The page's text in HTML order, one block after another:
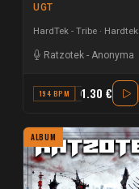
UGT
HardTek - Tribe Hardtek
Ratzotek - Anonyma
194 BPM G#1.30 €
ALBUM